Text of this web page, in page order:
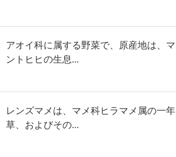
アオイ科に属する野菜で、原産地は、マ
ントヒヒの生息...
レンズマメは、マメ科ヒラマメ属の一年
草、およびその...